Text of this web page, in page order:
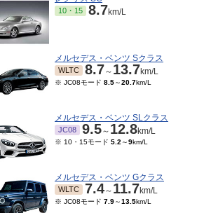
10・15 8.7km/L
メルセデス・ベンツ Sクラス
WLTC 8.7～ 13.7km/L
※ JC08モード 8.5～20.7km/L
メルセデス・ベンツ SLクラス
JC08 9.5～ 12.8km/L
※ 10・15モード 5.2 ～9km/L
メルセデス・ベンツ Gクラス
WLTC 7.4～ 11.7km/L
※ JC08モード 7.9～13.5km/L